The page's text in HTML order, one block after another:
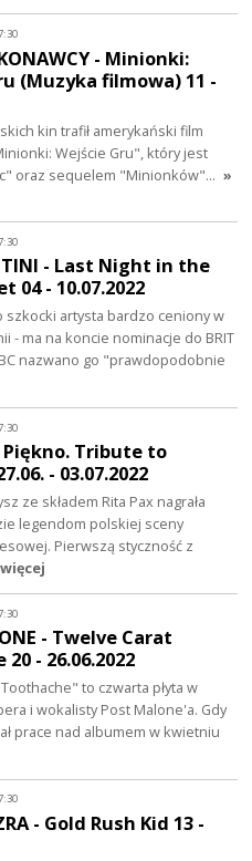
- Minionki:
(Muzyka filmowa) 11 -
kin trafił amerykański film
Wejście Gru", który jest
oraz sequelem "Minionków"… »
- Last Night in the
04 - 10.07.2022
szkocki artysta bardzo ceniony w
- ma na koncie nominacje do BRIT
nazwano go "prawdopodobnie
Piękno. Tribute to
- 03.07.2022
ze składem Rita Pax nagrała
legendom polskiej sceny
Pierwszą styczność z
- Twelve Carat
- 26.06.2022
to czwarta płyta w
i wokalisty Post Malone'a. Gdy
prace nad albumem w kwietniu
- Gold Rush Kid 13 -